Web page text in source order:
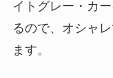
イトグレー・カ
るので、オシャ
ます。